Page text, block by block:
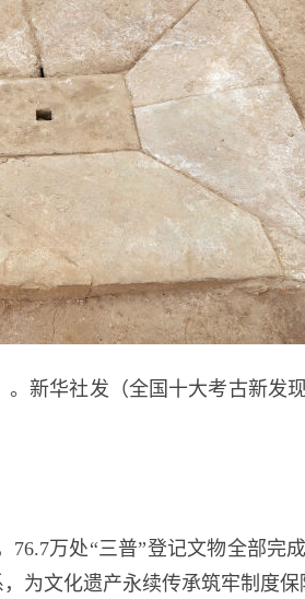
新华社发（全国十大考古新发
万处“三普”登记文物全部完
为文化遗产永续传承筑牢制度保